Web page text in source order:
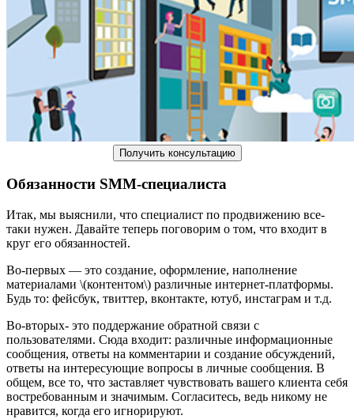
Получить консультацию
Обязанности SMM-специалиста
Итак, мы выяснили, что специалист по продвижению все-
таки нужен. Давайте теперь поговорим о том, что входит в
круг его обязанностей.
Во-первых — это создание, оформление, наполнение
материалами \(контентом\) различные интернет-платформы.
Будь то: фейсбук, твиттер, вконтакте, ютуб, инстаграм и т.д.
Во-вторых- это поддержание обратной связи с
пользователями. Сюда входит: различные информационные
сообщения, ответы на комментарии и создание обсуждений,
ответы на интересующие вопросы в личные сообщения. В
общем, все то, что заставляет чувствовать вашего клиента себя
востребованным и значимым. Согласитесь, ведь никому не
нравится, когда его игнорируют.